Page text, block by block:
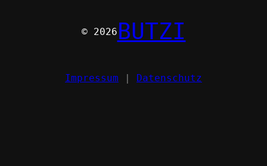
© 2026 BUTZI
Impressum | Datenschutz